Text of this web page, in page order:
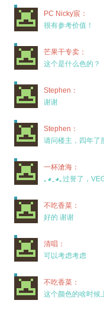
PC Nicky宸：
很有参考价值！
芒果干专卖：
这个是什么色的？
Stephen：
谢谢
Stephen：
请问楼主，四年了
一杯滄海：
｡◕‿◕｡过誉了，
不吃香菜：
好的 谢谢
清唱：
可以考虑考虑
不吃香菜：
这个颜色的啥时候